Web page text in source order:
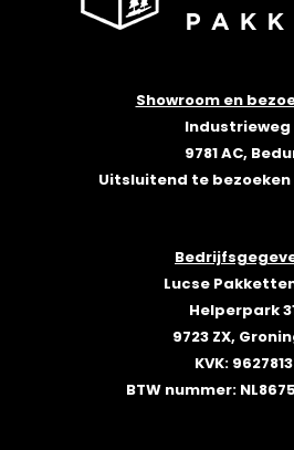
BEKIJK
Showroom en
Industrieweg
9781 AC,
Uitsluitend te
Lucse
Helperpark
9723 ZX,
KVK:
BTW nummer: